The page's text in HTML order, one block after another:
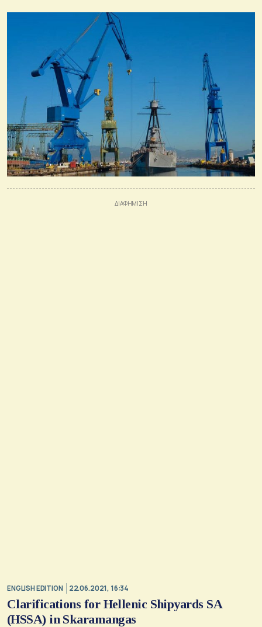
ENGLISH EDITION 22.06.2021, 16:34
Clarifications for Hellenic Shipyards SA
(HSSA) in Skaramangas